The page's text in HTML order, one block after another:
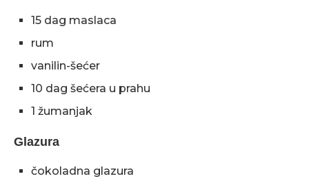
15 dag maslaca
rum
vanilin-šećer
10 dag šećera u prahu
1 žumanjak
Glazura
čokoladna glazura